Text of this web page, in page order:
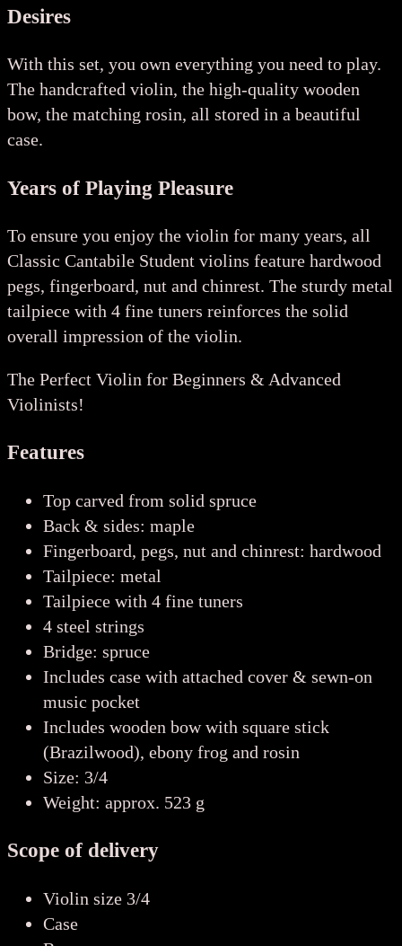
Desires
With this set, you own everything you need to play.
The handcrafted violin, the high-quality wooden
bow, the matching rosin, all stored in a beautiful
case.
Years of Playing Pleasure
To ensure you enjoy the violin for many years, all
Classic Cantabile Student violins feature hardwood
pegs, fingerboard, nut and chinrest. The sturdy metal
tailpiece with 4 fine tuners reinforces the solid
overall impression of the violin.
The Perfect Violin for Beginners & Advanced
Violinists!
Features
Top carved from solid spruce
Back & sides: maple
Fingerboard, pegs, nut and chinrest: hardwood
Tailpiece: metal
Tailpiece with 4 fine tuners
4 steel strings
Bridge: spruce
Includes case with attached cover & sewn-on
music pocket
Includes wooden bow with square stick
(Brazilwood), ebony frog and rosin
Size: 3/4
Weight: approx. 523 g
Scope of delivery
Violin size 3/4
Case